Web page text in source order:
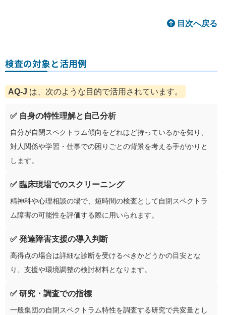
目次へ戻る
検査の対象と活用例
AQ‑J は、次のような目的で活用されています。
✅ 自身の特性理解と自己分析
自分が自閉スペクトラム傾向をどれほど持っているかを知り、
対人関係や学習・仕事での困りごとの背景を考える手がかりと
します。
✅ 臨床現場でのスクリーニング
精神科や心理相談の場で、短時間の検査として自閉スペクトラ
ム障害の可能性を評価する際に用いられます。
✅ 発達障害支援の導入判断
高得点の場合は詳細な診断を受けるべきかどうかの目安とな
り、支援や環境調整の検討材料となります。
✅ 研究・調査での指標
一般集団の自閉スペクトラム特性を調査する研究で共変量とし